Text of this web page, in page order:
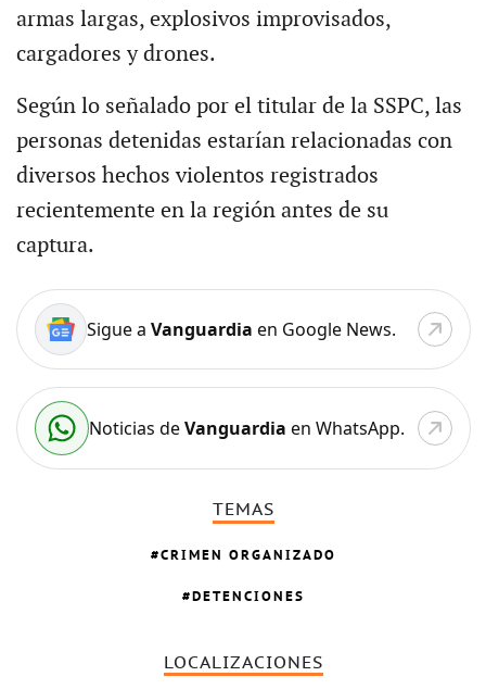
armas largas, explosivos improvisados,
cargadores y drones.
Según lo señalado por el titular de la SSPC, las
personas detenidas estarían relacionadas con
diversos hechos violentos registrados
recientemente en la región antes de su
captura.
Sigue a Vanguardia en Google News.
Noticias deVanguardia en WhatsApp.
TEMAS
CRIMEN ORGANIZADO
DETENCIONES
LOCALIZACIONES